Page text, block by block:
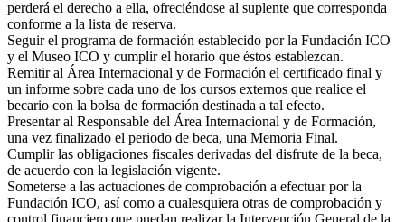
perderá el derecho a ella, ofreciéndose al suplente que corresponda
conforme a la lista de reserva.
Seguir el programa de formación establecido por la Fundación ICO
y el Museo ICO y cumplir el horario que éstos establezcan.
Remitir al Área Internacional y de Formación el certificado final y
un informe sobre cada uno de los cursos externos que realice el
becario con la bolsa de formación destinada a tal efecto.
Presentar al Responsable del Área Internacional y de Formación,
una vez finalizado el periodo de beca, una Memoria Final.
Cumplir las obligaciones fiscales derivadas del disfrute de la beca,
de acuerdo con la legislación vigente.
Someterse a las actuaciones de comprobación a efectuar por la
Fundación ICO, así como a cualesquiera otras de comprobación y